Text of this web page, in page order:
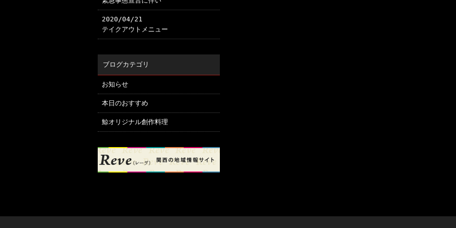
2020/04/21
テイクアウトメニュー
ブログカテゴリ
お知らせ
本日のおすすめ
鯨オリジナル創作料理